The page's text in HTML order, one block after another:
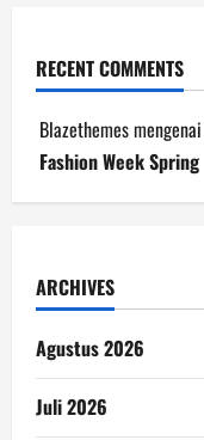
RECENT COMMENTS
Blazethemesmengenai
Fashion Week Spring
ARCHIVES
Agustus 2026
Juli 2026